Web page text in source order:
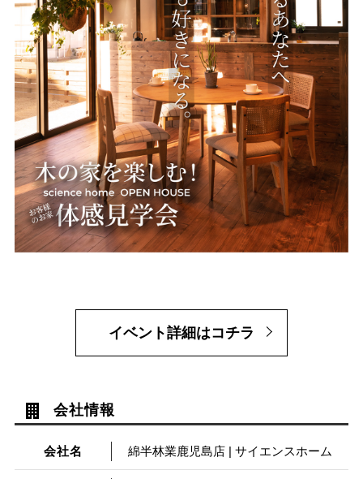
イベント詳細はコチラ
会社情報
会社名 綿半林業鹿児島店 | サイエンスホーム